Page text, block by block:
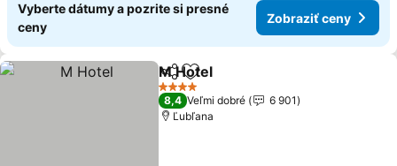
Vyberte dátumy a pozrite si presné
ceny
Zobraziť ceny
ZdieľaťPridať do obľúbených
M Hotel
4 Počet hviezdičiek
8,4 Veľmi dobré
6 901
Ľubľana